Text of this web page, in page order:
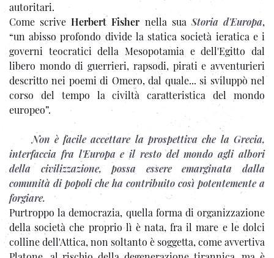
autoritari.
Come scriveHerbert Fishernella sua Storia d'Europa,
“un abisso profondo divide la statica società ieratica e i
governi teocratici della Mesopotamia e dell'Egitto dal
libero mondo di guerrieri, rapsodi, pirati e avventurieri
descritto nei poemi di Omero, dal quale... si sviluppò nel
corso del tempo la civiltà caratteristica del mondo
europeo”.
Non è facile accettare la prospettiva che la Grecia,
interfaccia fra l'Europa e il resto del mondo agli albori
della civilizzazione, possa essere emarginata dalla
comunità di popoli che ha contribuito così potentemente a
forgiare.
Purtroppo la democrazia, quella forma di organizzazione
della società che proprio lì è nata, fra il mare e le dolci
colline dell'Attica, non soltanto è soggetta, come avvertiva